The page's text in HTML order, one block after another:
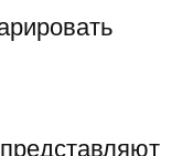
представляют